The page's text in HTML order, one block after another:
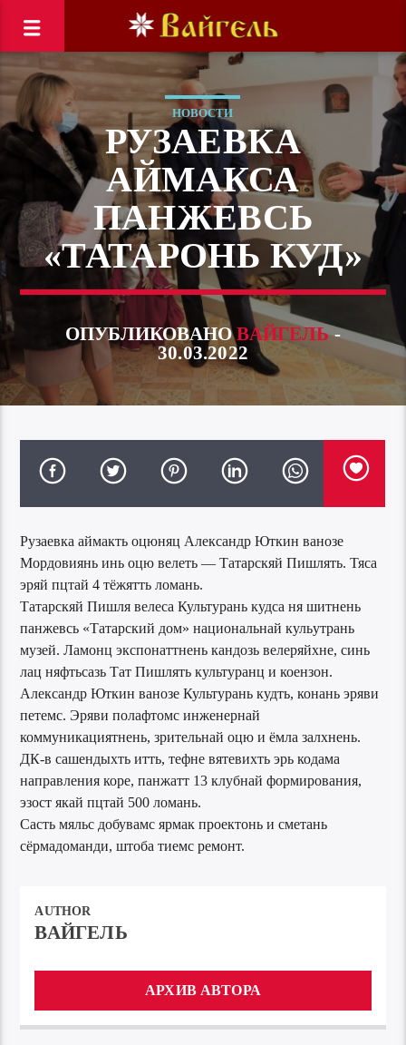
НОВОСТИ
РУЗАЕВКА
АЙМАКСА
ПАНЖЕВСЬ
«ТАТАРОНЬ КУД»
ОПУБЛИКОВАНОВАЙГЕЛЬ-
30.03.2022
Рузаевка аймакть оцюняц Александр Юткин ванозе
Мордовиянь инь оцю велеть — Татарскяй Пишлять. Тяса
эряй пцтай 4 тёжятть ломань.
Татарскяй Пишля велеса Культурань кудса ня шитнень
панжевсь «Татарский дом» национальнай кульутрань
музей. Ламонц экспонаттнень кандозь велеряйхне, синь
лац няфтьсазь Тат Пишлять культуранц и коензон.
Александр Юткин ванозе Культурань кудть, конань эряви
петемс. Эряви полафтомс инженернай
коммуникациятнень, зрительнай оцю и ёмла залхнень.
ДК-в сашендыхть итть, тефне вятевихть эрь кодама
направления коре, панжатт 13 клубнай формирования,
эзост якай пцтай 500 ломань.
Састь мяльс добувамс ярмак проектонь и сметань
сёрмадоманди, штоба тиемс ремонт.
AUTHOR
ВАЙГЕЛЬ
АРХИВ АВТОРА